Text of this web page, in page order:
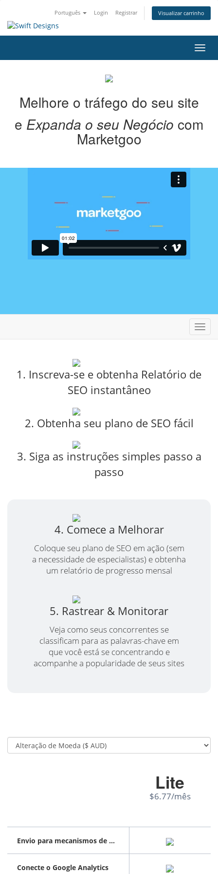
Português Login Registrar Visualizar carrinho
Melhore o tráfego do seu site
e Expanda o seu Negócio com
Marketgoo
1. Inscreva-se e obtenha Relatório de
SEO instantâneo
2. Obtenha seu plano de SEO fácil
3. Siga as instruções simples passo a
passo
4. Comece a Melhorar
Coloque seu plano de SEO em ação (sem
a necessidade de especialistas) e obtenha
um relatório de progresso mensal
5. Rastrear & Monitorar
Veja como seus concorrentes se
classificam para as palavras-chave em
que você está se concentrando e
acompanhe a popularidade de seus sites
Envio para mecanismos de pesquisa
Conecte o Google Analytics
Lite
$6.77/mês